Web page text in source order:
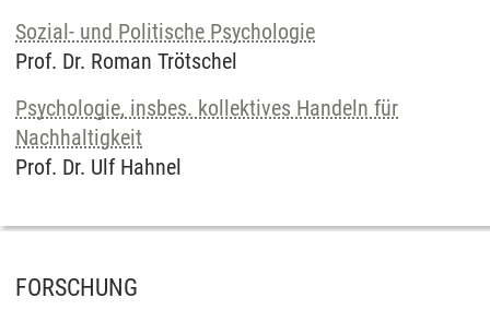
Sozial- und Politische Psychologie
Prof. Dr. Roman Trötschel
Psychologie, insbes. kollektives Handeln für
Nachhaltigkeit
Prof. Dr. Ulf Hahnel
FORSCHUNG